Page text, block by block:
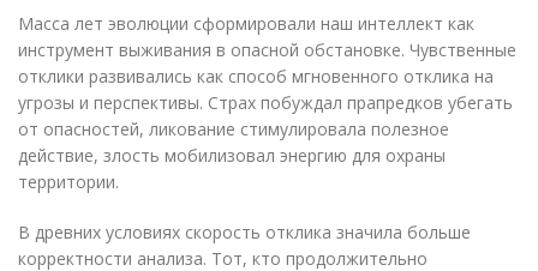
Масса лет эволюции сформировали наш интеллект как
инструмент выживания в опасной обстановке. Чувственные
отклики развивались как способ мгновенного отклика на
угрозы и перспективы. Страх побуждал прапредков убегать
от опасностей, ликование стимулировала полезное
действие, злость мобилизовал энергию для охраны
территории.
В древних условиях скорость отклика значила больше
корректности анализа. Тот, кто продолжительно